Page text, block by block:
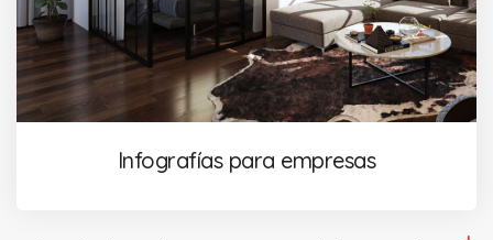
Infografías para empresas